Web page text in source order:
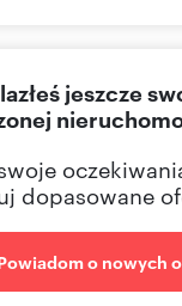
jeszcze
dopasowane
o nowych